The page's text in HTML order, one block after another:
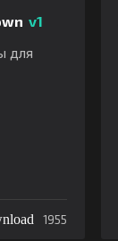
v1
для
1955